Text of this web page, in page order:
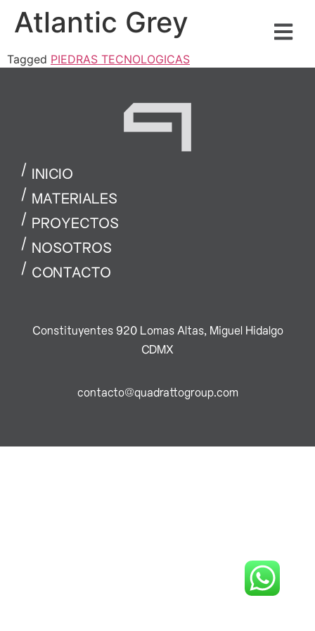
Atlantic Grey
Tagged PIEDRAS TECNOLOGICAS
INICIO
MATERIALES
PROYECTOS
NOSOTROS
CONTACTO
Constituyentes 920 Lomas Altas, Miguel Hidalgo
CDMX
contacto@quadrattogroup.com